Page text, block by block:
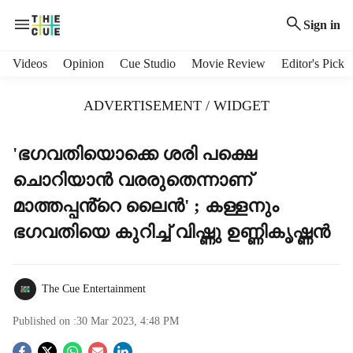
Sign in
Videos Opinion Cue Studio Movie Review Editor's Pick
ADVERTISEMENT / WIDGET
'ഭഗവതിയൊക്കെ ശരി പക്ഷെ
ചൊറിയാൻ വരരുതെന്നാണ്
മാത്തപ്പൻ്റെ ലൈൻ' ; കള്ളനും
ഭഗവതിയെ കുറിച്ച് വിഷ്ണു ഉണ്ണികൃഷ്ണൻ
The Cue Entertainment
Published on :30 Mar 2023, 4:48 PM